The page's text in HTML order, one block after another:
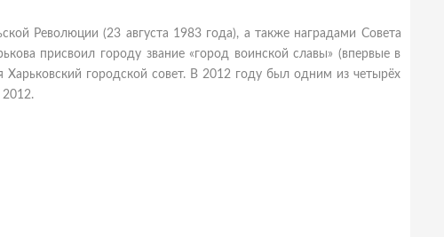
Революции (23 августа 1983 года), а также наградами Совета
присвоил городу звание «город воинской славы» (впервые в
городской совет. В 2012 году был одним из четырёх